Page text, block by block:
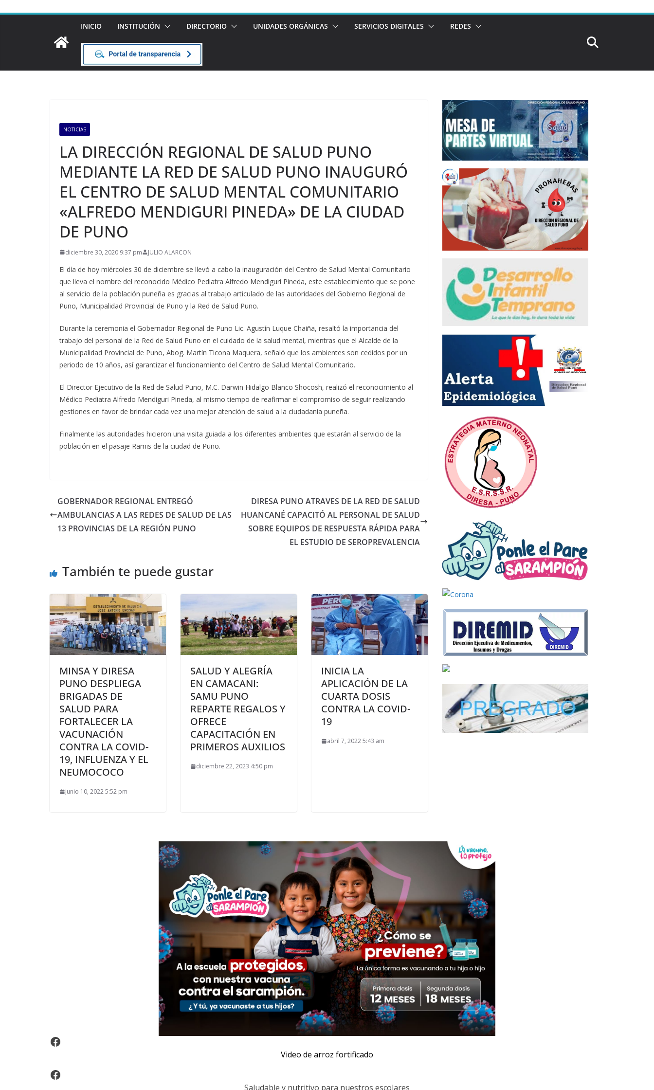
INICIO INSTITUCIÓN DIRECTORIO UNIDADES ORGÁNICAS SERVICIOS DIGITALES REDES
NOTICIAS
LA DIRECCIÓN REGIONAL DE SALUD PUNO
MEDIANTE LA RED DE SALUD PUNO INAUGURÓ
EL CENTRO DE SALUD MENTAL COMUNITARIO
«ALFREDO MENDIGURI PINEDA» DE LA CIUDAD
DE PUNO
diciembre 30, 2020 9:37 pm JULIO ALARCON
El día de hoy miércoles 30 de diciembre se llevó a cabo la inauguración del Centro de Salud Mental Comunitario
que lleva el nombre del reconocido Médico Pediatra Alfredo Mendiguri Pineda, este establecimiento que se pone
al servicio de la población puneña es gracias al trabajo articulado de las autoridades del Gobierno Regional de
Puno, Municipalidad Provincial de Puno y la Red de Salud Puno.
Durante la ceremonia el Gobernador Regional de Puno Lic. Agustín Luque Chaiña, resaltó la importancia del
trabajo del personal de la Red de Salud Puno en el cuidado de la salud mental, mientras que el Alcalde de la
Municipalidad Provincial de Puno, Abog. Martín Ticona Maquera, señaló que los ambientes son cedidos por un
periodo de 10 años, así garantizar el funcionamiento del Centro de Salud Mental Comunitario.
El Director Ejecutivo de la Red de Salud Puno, M.C. Darwin Hidalgo Blanco Shocosh, realizó el reconocimiento al
Médico Pediatra Alfredo Mendiguri Pineda, al mismo tiempo de reafirmar el compromiso de seguir realizando
gestiones en favor de brindar cada vez una mejor atención de salud a la ciudadanía puneña.
Finalmente las autoridades hicieron una visita guiada a los diferentes ambientes que estarán al servicio de la
población en el pasaje Ramis de la ciudad de Puno.
GOBERNADOR REGIONAL ENTREGÓ
AMBULANCIAS A LAS REDES DE SALUD DE LAS
13 PROVINCIAS DE LA REGIÓN PUNO
DIRESA PUNO ATRAVES DE LA RED DE SALUD
HUANCANÉ CAPACITÓ AL PERSONAL DE SALUD
SOBRE EQUIPOS DE RESPUESTA RÁPIDA PARA
EL ESTUDIO DE SEROPREVALENCIA
También te puede gustar
MINSA Y DIRESA
PUNO DESPLIEGA
BRIGADAS DE
SALUD PARA
FORTALECER LA
VACUNACIÓN
CONTRA LA COVID-
19, INFLUENZA Y EL
NEUMOCOCO
junio 10, 2022 5:52 pm
SALUD Y ALEGRÍA
EN CAMACANI:
SAMU PUNO
REPARTE REGALOS Y
OFRECE
CAPACITACIÓN EN
PRIMEROS AUXILIOS
diciembre 22, 2023 4:50 pm
INICIA LA
APLICACIÓN DE LA
CUARTA DOSIS
CONTRA LA COVID-
19
abril 7, 2022 5:43 am
Video Arroz Fortificado
Video de arroz fortificado
Facebook
Saludable y nutritivo para nuestros escolares